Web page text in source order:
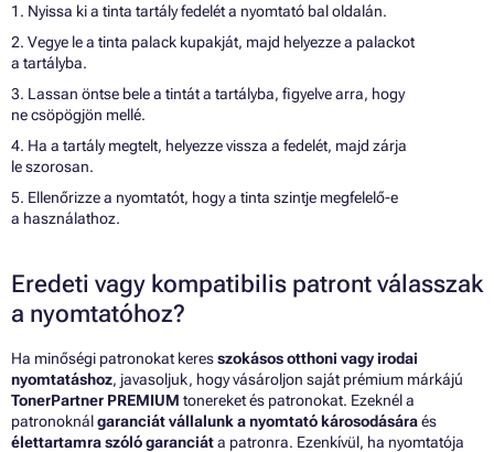
1. Nyissa ki a tinta tartály fedelét a nyomtató bal oldalán.
2. Vegye le a tinta palack kupakját, majd helyezze a palackot
a tartályba.
3. Lassan öntse bele a tintát a tartályba, figyelve arra, hogy
ne csöpögjön mellé.
4. Ha a tartály megtelt, helyezze vissza a fedelét, majd zárja
le szorosan.
5. Ellenőrizze a nyomtatót, hogy a tinta szintje megfelelő-e
a használathoz.
Eredeti vagy kompatibilis patront válasszak
a nyomtatóhoz?
Ha minőségi patronokat keresszokásos otthoni vagy irodai
nyomtatáshoz, javasoljuk, hogy vásároljon saját prémium márkájú
TonerPartner PREMIUM tonereket és patronokat. Ezeknél a
patronoknálgaranciát vállalunk a nyomtató károsodásáraés
élettartamra szóló garanciáta patronra. Ezenkívül, ha nyomtatója